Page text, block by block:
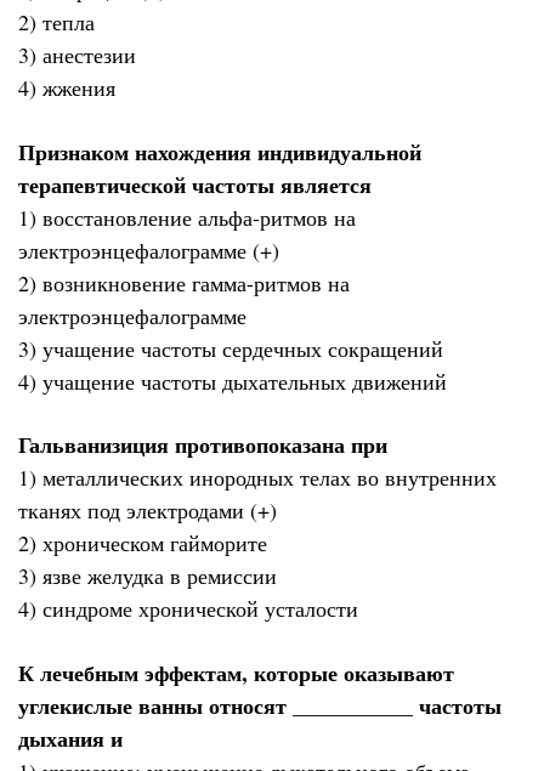
2) тепла
3) анестезии
4) жжения
Признаком нахождения индивидуальной
терапевтической частоты является
1) восстановление альфа-ритмов на
электроэнцефалограмме (+)
2) возникновение гамма-ритмов на
электроэнцефалограмме
3) учащение частоты сердечных сокращений
4) учащение частоты дыхательных движений
Гальванизиция противопоказана при
1) металлических инородных телах во внутренних
тканях под электродами (+)
2) хроническом гайморите
3) язве желудка в ремиссии
4) синдроме хронической усталости
К лечебным эффектам, которые оказывают
углекислые ванны относят ___________ частоты
дыхания и